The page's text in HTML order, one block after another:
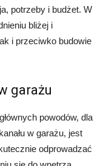
potrzeby i budżet. W
bliżej i
i przeciwko budowie
garażu
powodów, dla
w garażu, jest
odprowadzać